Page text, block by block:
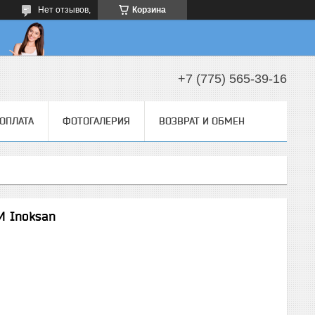
Корзина
Нет отзывов,
+7 (775) 565-39-16
ФОТОГАЛЕРИЯ ВОЗВРАТ И ОБМЕН
Inoksan